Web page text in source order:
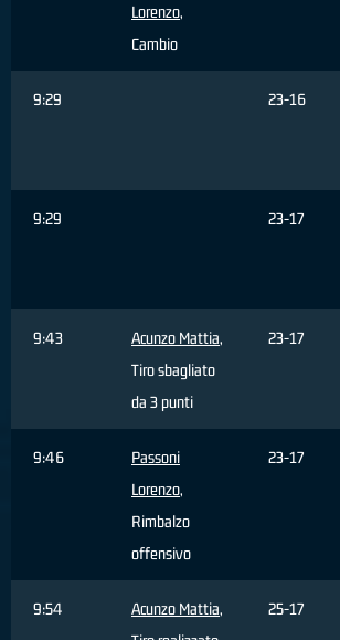
Lorenzo,
Cambio
9:29 23-16
9:29 23-17
9:43 Acunzo Mattia,
Tiro sbagliato
da 3 punti
23-17
9:46
Passoni
Lorenzo,
Rimbalzo
offensivo
23-17
9:54 Acunzo Mattia,
25-17